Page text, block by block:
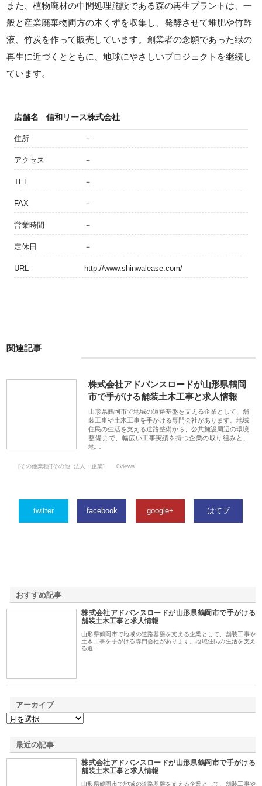
また、植物廃材の中間処理施設である森の再生プラントは、一
般と産業廃棄物両方の木くずを収集し、発酵させて堆肥や竹酢
液、竹炭を作って販売しています。創業者の念願であった緑の
再生に近づくとともに、地球にやさしいプロジェクトを継続し
ています。
店舗名 信和リース株式会社
住所 －
アクセス －
TEL －
FAX －
営業時間 －
定休日 －
URL http://www.shinwalease.com/
関連記事
株式会社アドバンスロードが山形県鶴岡
市で手がける舗装土木工事と求人情報
山形県鶴岡市で地域の道路基盤を支える企業として、舗
装工事や土木工事を手がける専門会社があります。地域
住民の生活を支える道路整備から、公共施設周辺の環境
整備まで、幅広い工事実績を持つ企業の取り組みと、
地…
[その他業種][その他_法人・企業] 0views
twitter facebook google+ はてブ
おすすめ記事
株式会社アドバンスロードが山形県鶴岡市で手がける
舗装土木工事と求人情報
山形県鶴岡市で地域の道路基盤を支える企業として、舗装工事や
土木工事を手がける専門会社があります。地域住民の生活を支え
る道…
アーカイブ
最近の記事
株式会社アドバンスロードが山形県鶴岡市で手がける
舗装土木工事と求人情報
山形県鶴岡市で地域の道路基盤を支える企業として、舗装工事や